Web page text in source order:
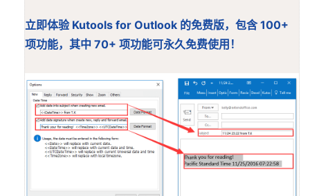
立即体验 Kutools for Outlook 的免费版，包含 100+
项功能，其中 70+ 项功能可永久免费使用！